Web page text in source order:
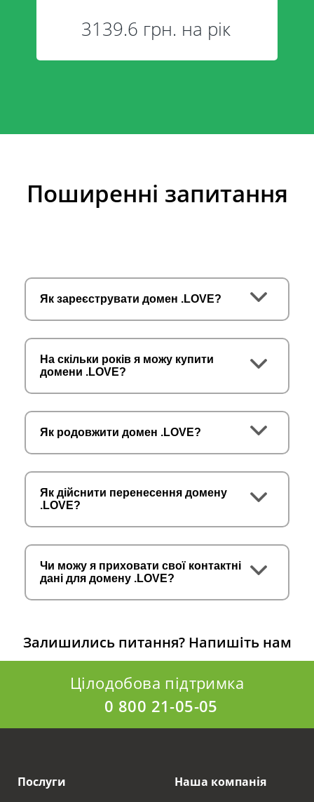
3139.6 грн. на рік
Поширенні запитання
Як зареєструвати домен .LOVE?
На скільки років я можу купити
домени .LOVE?
Як родовжити домен .LOVE?
Як дійснити перенесення домену
.LOVE?
Чи можу я приховати свої контактні
дані для домену .LOVE?
Залишились питання? Напишіть нам
Цілодобова підтримка
0 800 21-05-05
Послуги Наша компанія